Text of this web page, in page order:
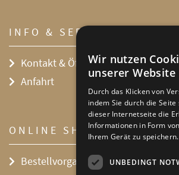
INFO & SERVICE
Kontakt & Öffnungszeiten
Anfahrt
ONLINE SHOP
Bestellvorgang
Wir nutzen
unserer Website
Durch das Klicken von
indem Sie durch die
dieser Internetseite die
Informationen in Form
Ihrem Gerät zu speichern.
UNBEDINGT